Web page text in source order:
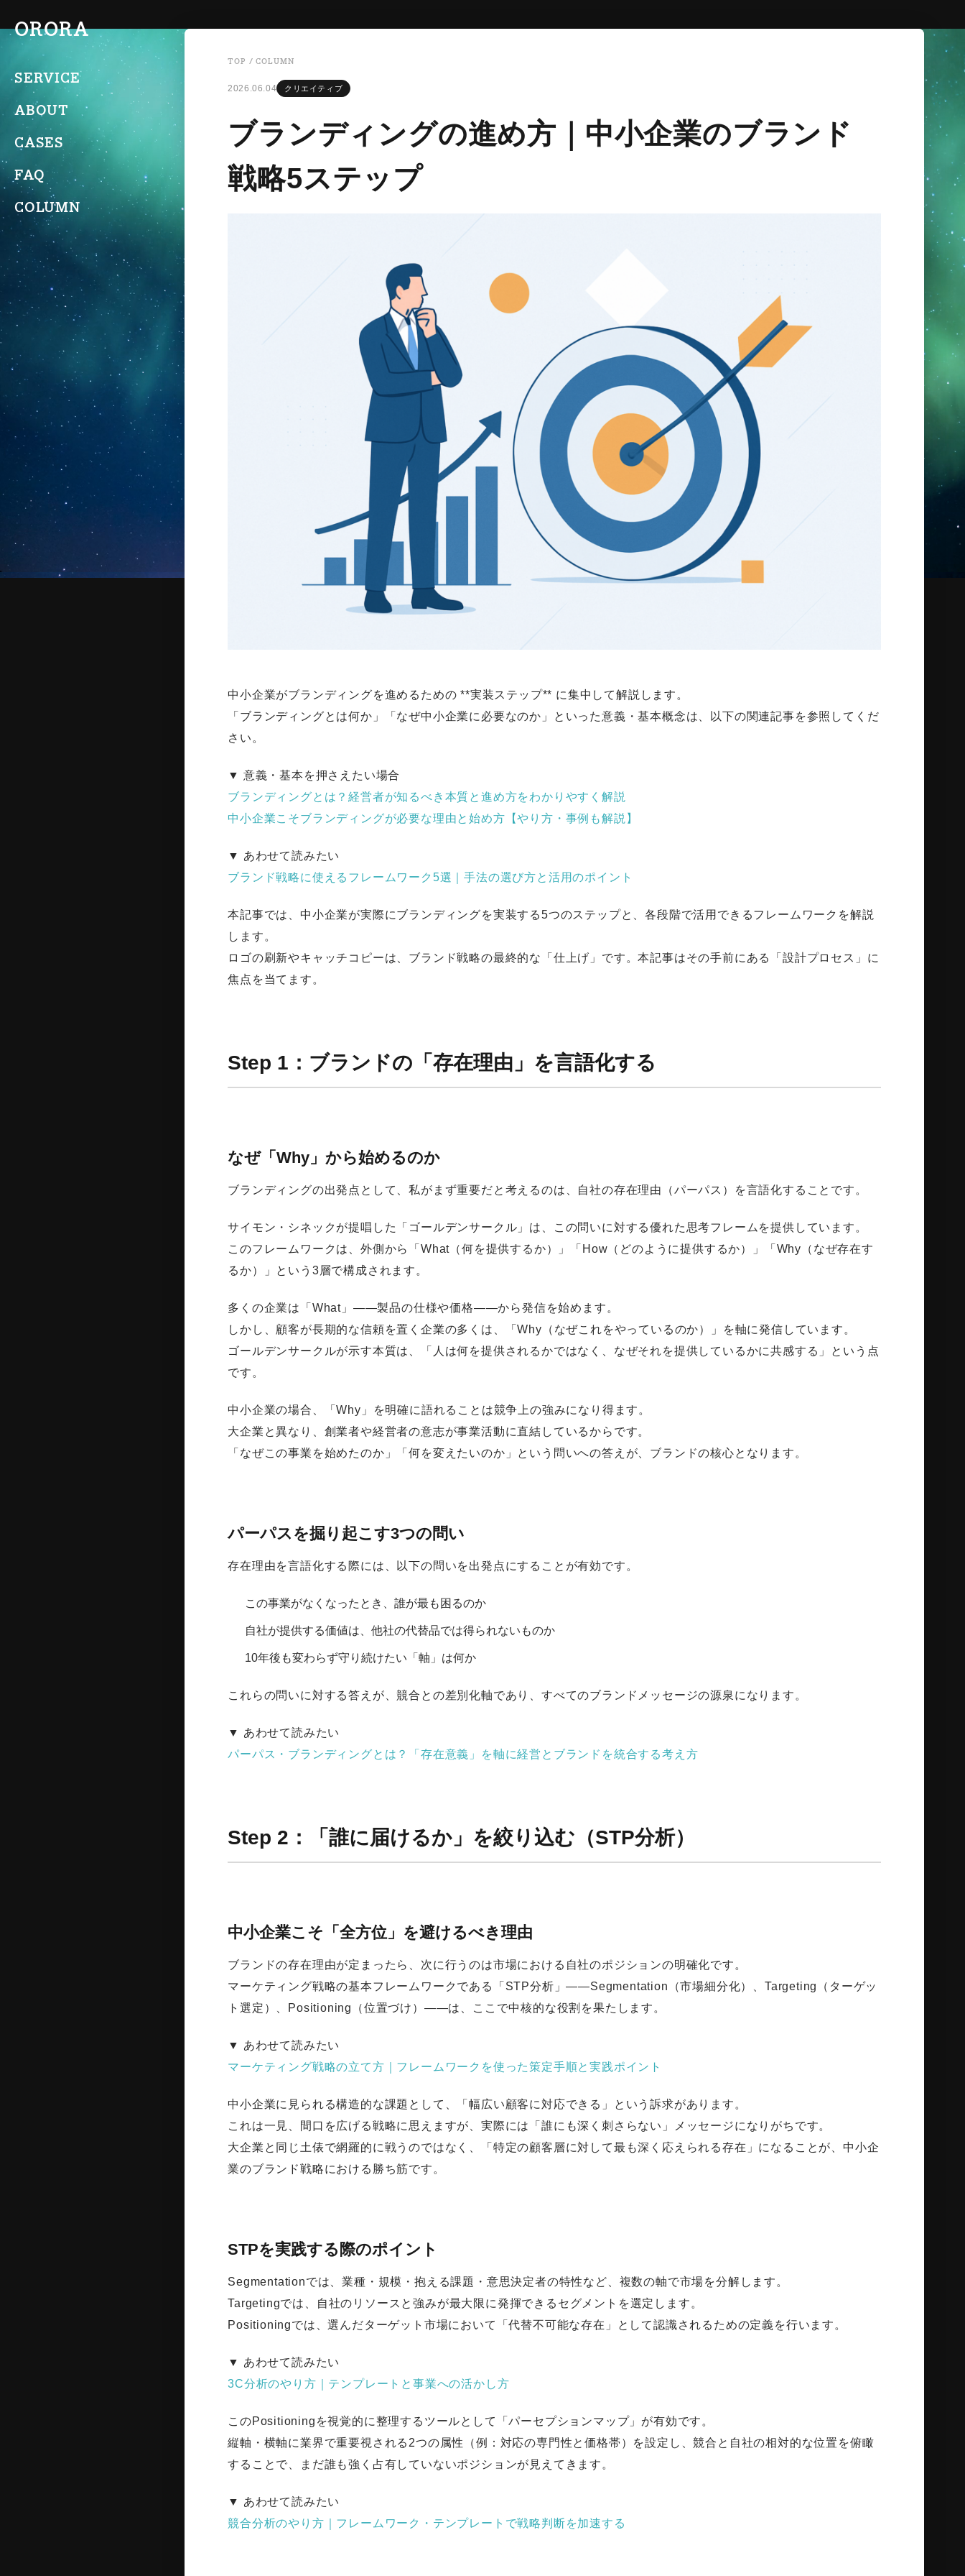
ORORA
SERVICE
ABOUT
CASES
FAQ
COLUMN
TOP /COLUMN
2026.06.04 クリエイティブ
ブランディングの進め方｜中小企業のブランド
戦略5ステップ
中小企業がブランディングを進めるための **実装ステップ** に集中して解説します。
「ブランディングとは何か」「なぜ中小企業に必要なのか」といった意義・基本概念は、以下の関連記事を参照してくだ
さい。
▼ 意義・基本を押さえたい場合
ブランディングとは？経営者が知るべき本質と進め方をわかりやすく解説
中小企業こそブランディングが必要な理由と始め方【やり方・事例も解説】
▼ あわせて読みたい
ブランド戦略に使えるフレームワーク5選｜手法の選び方と活用のポイント
本記事では、中小企業が実際にブランディングを実装する5つのステップと、各段階で活用できるフレームワークを解説
します。
ロゴの刷新やキャッチコピーは、ブランド戦略の最終的な「仕上げ」です。本記事はその手前にある「設計プロセス」に
焦点を当てます。
Step 1：ブランドの「存在理由」を言語化する
なぜ「Why」から始めるのか
ブランディングの出発点として、私がまず重要だと考えるのは、自社の存在理由（パーパス）を言語化することです。
サイモン・シネックが提唱した「ゴールデンサークル」は、この問いに対する優れた思考フレームを提供しています。
このフレームワークは、外側から「What（何を提供するか）」「How（どのように提供するか）」「Why（なぜ存在す
るか）」という3層で構成されます。
多くの企業は「What」——製品の仕様や価格——から発信を始めます。
しかし、顧客が長期的な信頼を置く企業の多くは、「Why（なぜこれをやっているのか）」を軸に発信しています。
ゴールデンサークルが示す本質は、「人は何を提供されるかではなく、なぜそれを提供しているかに共感する」という点
です。
中小企業の場合、「Why」を明確に語れることは競争上の強みになり得ます。
大企業と異なり、創業者や経営者の意志が事業活動に直結しているからです。
「なぜこの事業を始めたのか」「何を変えたいのか」という問いへの答えが、ブランドの核心となります。
パーパスを掘り起こす3つの問い
存在理由を言語化する際には、以下の問いを出発点にすることが有効です。
この事業がなくなったとき、誰が最も困るのか
自社が提供する価値は、他社の代替品では得られないものか
10年後も変わらず守り続けたい「軸」は何か
これらの問いに対する答えが、競合との差別化軸であり、すべてのブランドメッセージの源泉になります。
▼ あわせて読みたい
パーパス・ブランディングとは？「存在意義」を軸に経営とブランドを統合する考え方
Step 2：「誰に届けるか」を絞り込む（STP分析）
中小企業こそ「全方位」を避けるべき理由
ブランドの存在理由が定まったら、次に行うのは市場における自社のポジションの明確化です。
マーケティング戦略の基本フレームワークである「STP分析」——Segmentation（市場細分化）、Targeting（ターゲッ
ト選定）、Positioning（位置づけ）——は、ここで中核的な役割を果たします。
▼ あわせて読みたい
マーケティング戦略の立て方｜フレームワークを使った策定手順と実践ポイント
中小企業に見られる構造的な課題として、「幅広い顧客に対応できる」という訴求があります。
これは一見、間口を広げる戦略に思えますが、実際には「誰にも深く刺さらない」メッセージになりがちです。
大企業と同じ土俵で網羅的に戦うのではなく、「特定の顧客層に対して最も深く応えられる存在」になることが、中小企
業のブランド戦略における勝ち筋です。
STPを実践する際のポイント
Segmentationでは、業種・規模・抱える課題・意思決定者の特性など、複数の軸で市場を分解します。
Targetingでは、自社のリソースと強みが最大限に発揮できるセグメントを選定します。
Positioningでは、選んだターゲット市場において「代替不可能な存在」として認識されるための定義を行います。
▼ あわせて読みたい
3C分析のやり方｜テンプレートと事業への活かし方
このPositioningを視覚的に整理するツールとして「パーセプションマップ」が有効です。
縦軸・横軸に業界で重要視される2つの属性（例：対応の専門性と価格帯）を設定し、競合と自社の相対的な位置を俯瞰
することで、まだ誰も強く占有していないポジションが見えてきます。
▼ あわせて読みたい
競合分析のやり方｜フレームワーク・テンプレートで戦略判断を加速する